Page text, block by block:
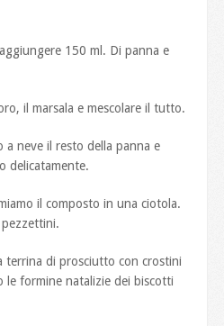
150 ml. Di panna e
il marsala e mescolare il tutto.
neve il resto della panna e
delicatamente.
il composto in una ciotola.
terrina di prosciutto con crostini
le formine natalizie dei biscotti